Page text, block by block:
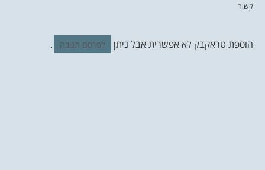
קשור
הוספת טראקבק לא אפשרית אבל ניתן לפרסם תגובה .